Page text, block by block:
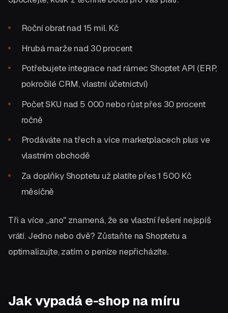
Roční obrat nad 15 mil. Kč
Hrubá marže nad 30 procent
Potřebujete integrace nad rámec Shoptet API (ERP,
pokročilé CRM, vlastní účetnictví)
Počet SKU nad 5 000 nebo růst přes 30 procent
ročně
Prodáváte na třech a více marketplacech plus ve
vlastním obchodě
Za doplňky Shoptetu už platíte přes 1 500 Kč
měsíčně
Tři a více „ano" znamená, že se vlastní řešení nejspíš
vrátí. Jedno nebo dvě? Zůstaňte na Shoptetu a
optimalizujte, zatím o peníze nepřicházíte.
Jak vypadá e-shop na míru